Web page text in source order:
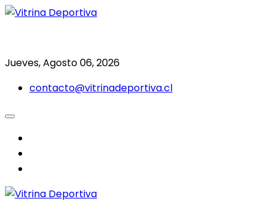
Saltar
Jueves, Agosto 06, 2026
contacto@vitrinadeportiva.cl